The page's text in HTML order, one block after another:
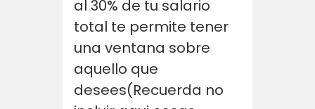
al 30% de tu salario
total te permite tener
una ventana sobre
aquello que
desees(Recuerda no